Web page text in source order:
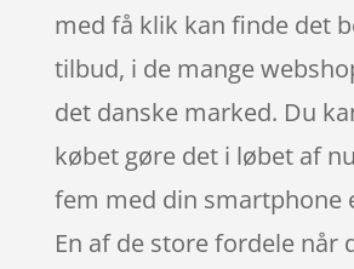
med få klik kan finde det
tilbud, i de mange
det danske marked. Du
købet gøre det i løbet af
fem med din smartphone
En af de store fordele når